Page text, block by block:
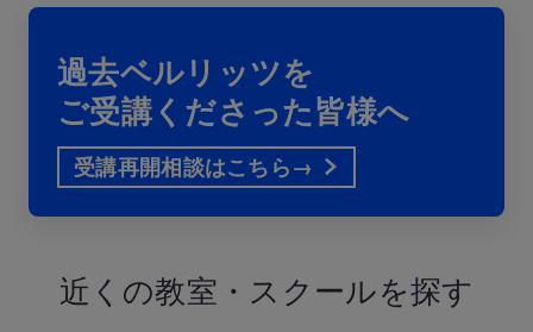
過去ベルリッツを
ご受講くださった皆様へ
受講再開相談はこちら→
近くの教室・ スクールを探す